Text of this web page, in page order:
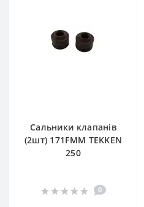
Сальники клапанів
(2шт) 171FMM TEKKEN
250
0